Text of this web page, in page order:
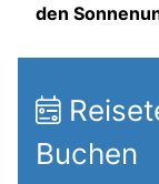
den
Buchen